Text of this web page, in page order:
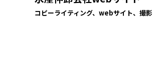
コピーライティング、webサイト、撮影